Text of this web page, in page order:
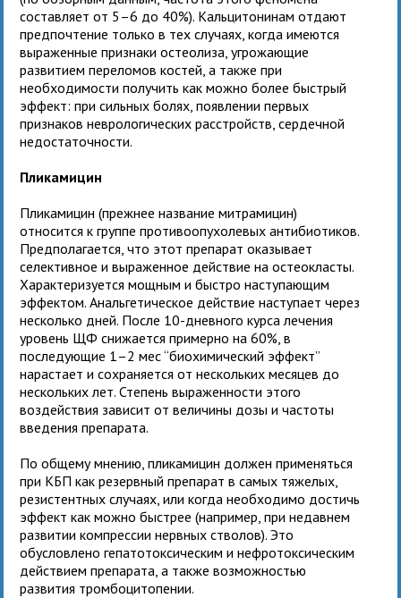
составляет от 5–6 до 40%). Кальцитонинам отдают
предпочтение только в тех случаях, когда имеются
выраженные признаки остеолиза, угрожающие
развитием переломов костей, а также при
необходимости получить как можно более быстрый
эффект: при сильных болях, появлении первых
признаков неврологических расстройств, сердечной
недостаточности.
Пликамицин
Пликамицин (прежнее название митрамицин)
относится к группе противоопухолевых антибиотиков.
Предполагается, что этот препарат оказывает
селективное и выраженное действие на остеокласты.
Характеризуется мощным и быстро наступающим
эффектом. Анальгетическое действие наступает через
несколько дней. После 10-дневного курса лечения
уровень ЩФ снижается примерно на 60%, в
последующие 1–2 мес “биохимический эффект”
нарастает и сохраняется от нескольких месяцев до
нескольких лет. Степень выраженности этого
воздействия зависит от величины дозы и частоты
введения препарата.
По общему мнению, пликамицин должен применяться
при КБП как резервный препарат в самых тяжелых,
резистентных случаях, или когда необходимо достичь
эффект как можно быстрее (например, при недавнем
развитии компрессии нервных стволов). Это
обусловлено гепатотоксическим и нефротоксическим
действием препарата, а также возможностью
развития тромбоцитопении.